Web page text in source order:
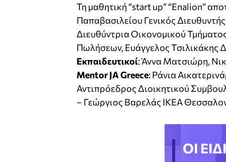
Τη μαθητική “start up” “Enalion”
Παπαβασιλείου Γενικός
Διευθύντρια Οικονομικού
Πωλήσεων, Ευάγγελος Τσιλικάκης
Εκπαιδευτικοί: Άννα Ματσιώρη,
Mentor JA Greece: Ράνια
Αντιπρόεδρος Διοικητικού
– Γεώργιος Βαρελάς ΙΚΕΑ
ΟΙ